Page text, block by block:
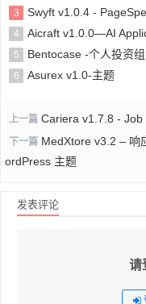
3 Swyft v1.0.4 -
4 Aicraft v1.0.0—AI
5 Bentocase -个人投资
6 Asurex v1.0-主题
上一篇 Cariera v1.7.8 -
下一篇 MedXtore v3.2 – 响
ordPress 主题
发表评论
请